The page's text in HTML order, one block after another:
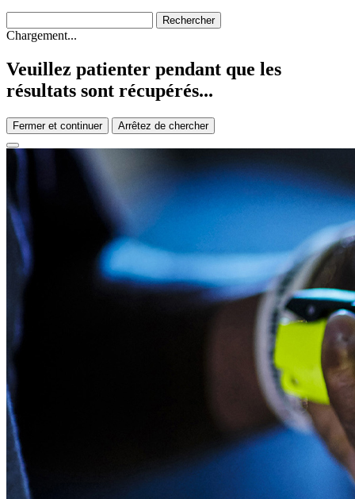
Chargement...
Veuillez patienter pendant que les
résultats sont récupérés...
Fermer et continuer Arrêtez de chercher